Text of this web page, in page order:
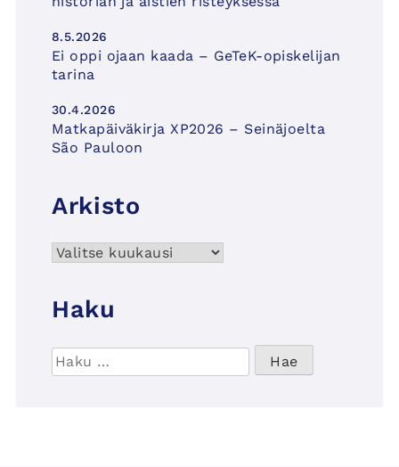
8.5.2026
Ei oppi ojaan kaada – GeTeK-opiskelijan
tarina
30.4.2026
Matkapäiväkirja XP2026 – Seinäjoelta
São Pauloon
Arkisto
Arkisto
Haku
Haku: